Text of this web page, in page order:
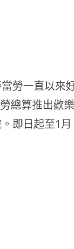
勞一直以來
總算推出歡樂
即日起至1月